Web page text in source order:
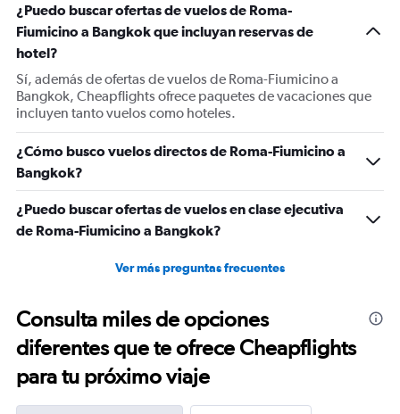
Y
axis
displaying
Range:
0
to
1200.
¿Puedo buscar ofertas de vuelos de Roma-
Fiumicino a Bangkok que incluyan reservas de
hotel?
Sí, además de ofertas de vuelos de Roma-Fiumicino a
Bangkok, Cheapflights ofrece paquetes de vacaciones que
incluyen tanto vuelos como hoteles.
¿Cómo busco vuelos directos de Roma-Fiumicino a
Bangkok?
¿Puedo buscar ofertas de vuelos en clase ejecutiva
de Roma-Fiumicino a Bangkok?
Ver más preguntas frecuentes
Consulta miles de opciones
diferentes que te ofrece Cheapflights
para tu próximo viaje